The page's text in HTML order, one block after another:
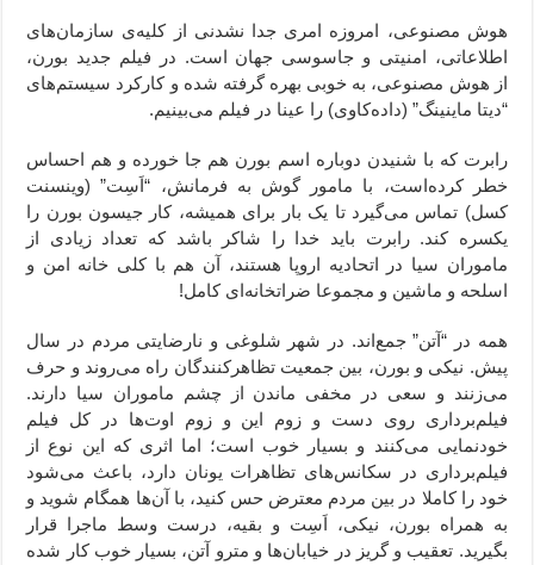
هوش مصنوعی، امروزه امری جدا نشدنی از کلیه‌ی سازمان‌های
اطلاعاتی، امنیتی و جاسوسی جهان است. در فیلم جدید بورن،
از هوش مصنوعی، به خوبی بهره گرفته شده‌ و کارکرد سیستم‌های
“دیتا ماینینگ” (داده‌کاوی) را عینا در فیلم می‌بینیم.
رابرت که با شنیدن دوباره اسم بورن هم جا خورده و هم احساس
خطر کرده‌است، با مامور گوش به فرمانش، “اَسِت” (وینسنت
کسل) تماس می‌گیرد تا یک بار برای همیشه،‌ کار جیسون بورن را
یکسره کند. رابرت باید خدا را شاکر باشد که تعداد زیادی از
ماموران سیا در اتحادیه اروپا هستند، آن هم با کلی خانه امن و
اسلحه و ماشین و مجموعا ضراتخانه‌ای کامل!
همه در “آتن” جمع‌اند. در شهر شلوغی و نارضایتی مردم در سال
پیش. نیکی و بورن، بین جمعیت تظاهرکنندگان راه می‌روند و حرف
می‌زنند و سعی در مخفی ماندن از چشم ماموران سیا دارند.
فیلم‌برداری روی دست و زوم این و زوم اوت‌ها در کل فیلم
خودنمایی می‌کنند و بسیار خوب است؛ اما اثری که این نوع از
فیلم‌برداری در سکانس‌های تظاهرات یونان دارد، باعث می‌شود
خود را کاملا در بین مردم معترض حس کنید، با آن‌ها همگام شوید و
به همراه بورن، نیکی، اَسِت و بقیه، درست وسط ماجرا قرار
بگیرید. تعقیب و گریز در خیابان‌ها و مترو آتن، بسیار خوب کار شده